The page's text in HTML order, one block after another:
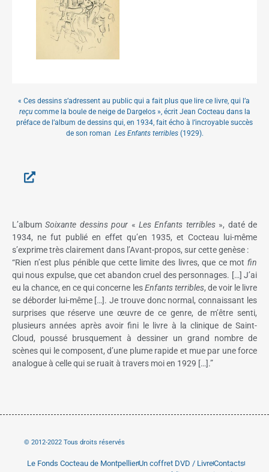
« Ces dessins s’adressent au public qui a fait plus que lire ce livre, qui l’a
reçu comme la boule de neige de Dargelos », écrit Jean Cocteau dans la
préface de l’album de dessins qui, en 1934, fait écho à l’incroyable succès
de son roman Les Enfants terribles(1929).
L’albumSoixante dessins pour «Les Enfants terribles», daté de
1934, ne fut publié en effet qu’en 1935, et Cocteau lui-même
s’exprime très clairement dans l’Avant-propos, sur cette genèse :
“Rien n’est plus pénible que cette limite des livres, que ce mot fin
qui nous expulse, que cet abandon cruel des personnages. […] J’ai
eu la chance, en ce qui concerne lesEnfants terribles, de voir le livre
se déborder lui-même […]. Je trouve donc normal, connaissant les
surprises que réserve une œuvre de ce genre, de m’être senti,
plusieurs années après avoir fini le livre à la clinique de Saint-
Cloud, poussé brusquement à dessiner un grand nombre de
scènes qui le composent, d’une plume rapide et mue par une force
analogue à celle qui se ruait à travers moi en 1929 […].”
© 2012-2022 Tous droits réservés
Le Fonds Cocteau de MontpellierUn coffret DVD / LivreContacts